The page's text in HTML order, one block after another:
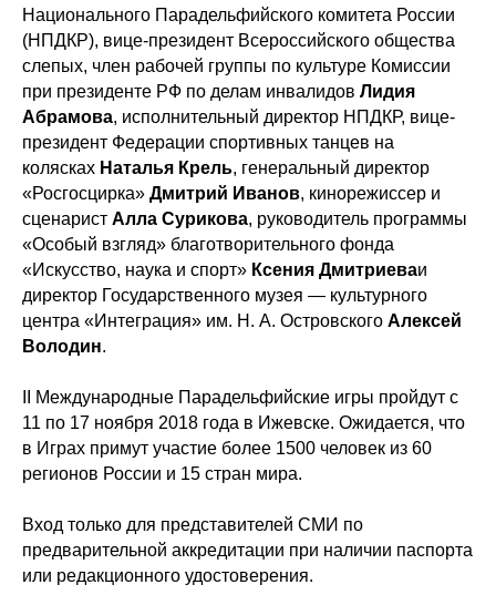
Национального Парадельфийского комитета России
(НПДКР), вице-президент Всероссийского общества
слепых, член рабочей группы по культуре Комиссии
при президенте РФ по делам инвалидов Лидия
Абрамова, исполнительный директор НПДКР, вице-
президент Федерации спортивных танцев на
колясках Наталья Крель, генеральный директор
«Росгосцирка» Дмитрий Иванов, кинорежиссер и
сценарист Алла Сурикова, руководитель программы
«Особый взгляд» благотворительного фонда
«Искусство, наука и спорт» Ксения Дмитриеваи
директор Государственного музея — культурного
центра «Интеграция» им. Н. А. Островского Алексей
Володин.
II Международные Парадельфийские игры пройдут с
11 по 17 ноября 2018 года в Ижевске. Ожидается, что
в Играх примут участие более 1500 человек из 60
регионов России и 15 стран мира.
Вход только для представителей СМИ по
предварительной аккредитации при наличии паспорта
или редакционного удостоверения.